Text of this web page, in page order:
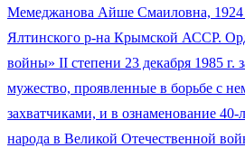
Мемеджанова Айше Смаиловна, 1924
Ялтинского р-на Крымской АССР.
войны» II степени 23 декабря 1985 г.
мужество, проявленные в борьбе с
захватчиками, и в ознаменование 40-
народа в Великой Отечественной